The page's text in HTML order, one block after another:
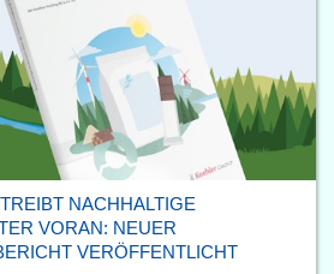
NACHHALTIGE
VORAN: NEUER
VERÖFFENTLICHT